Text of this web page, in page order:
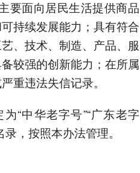
要面向居民生活提供商品
持续发展能力；具有符合
、技术、制造、产品、服
较强的创新能力；在所属
重违法失信记录。
“中华老字号”“广东老字
，按照本办法管理。